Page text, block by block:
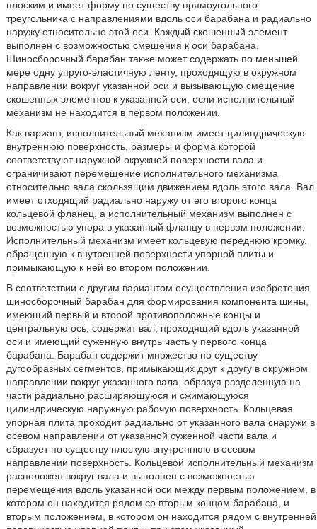
плоским и имеет форму по существу прямоугольного
треугольника с направлениями вдоль оси барабана и радиально
наружу относительно этой оси. Каждый скошенный элемент
выполнен с возможностью смещения к оси барабана.
Шиносборочный барабан также может содержать по меньшей
мере одну упруго-эластичную ленту, проходящую в окружном
направлении вокруг указанной оси и вызывающую смещение
скошенных элементов к указанной оси, если исполнительный
механизм не находится в первом положении.
Как вариант, исполнительный механизм имеет цилиндрическую
внутреннюю поверхность, размеры и форма которой
соответствуют наружной окружной поверхности вала и
ограничивают перемещение исполнительного механизма
относительно вала скользящим движением вдоль этого вала. Вал
имеет отходящий радиально наружу от его второго конца
кольцевой фланец, а исполнительный механизм выполнен с
возможностью упора в указанный фланцу в первом положении.
Исполнительный механизм имеет кольцевую переднюю кромку,
обращенную к внутренней поверхности упорной плиты и
примыкающую к ней во втором положении.
В соответствии с другим вариантом осуществления изобретения
шиносборочный барабан для формирования компонента шины,
имеющий первый и второй противоположные концы и
центральную ось, содержит вал, проходящий вдоль указанной
оси и имеющий суженную внутрь часть у первого конца
барабана. Барабан содержит множество по существу
дугообразных сегментов, примыкающих друг к другу в окружном
направлении вокруг указанного вала, образуя разделенную на
части радиально расширяющуюся и сжимающуюся
цилиндрическую наружную рабочую поверхность. Кольцевая
упорная плита проходит радиально от указанного вала снаружи в
осевом направлении от указанной суженной части вала и
образует по существу плоскую внутреннюю в осевом
направлении поверхность. Кольцевой исполнительный механизм
расположен вокруг вала и выполнен с возможностью
перемещения вдоль указанной оси между первым положением, в
котором он находится рядом со вторым концом барабана, и
вторым положением, в котором он находится рядом с внутренней